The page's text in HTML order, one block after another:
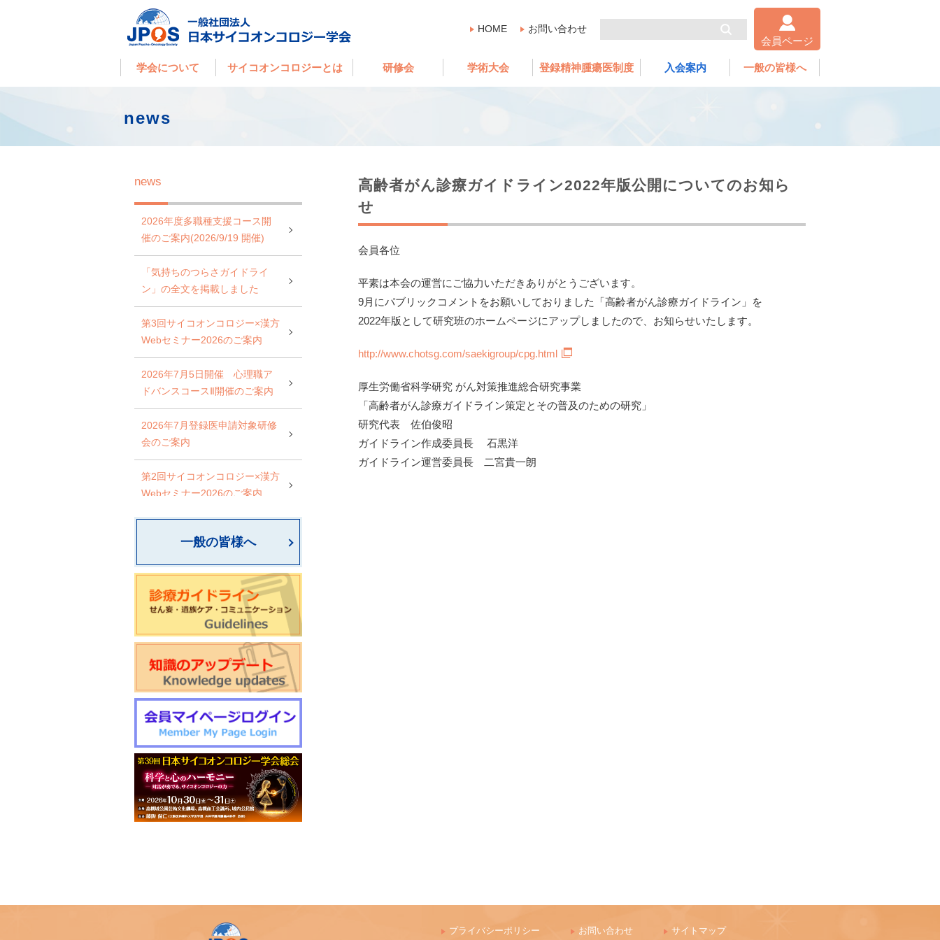
HOME お問い合わせ
会員ページ
学会について サイコオンコロジーとは 研修会 学術大会 登録精神腫瘍医制度 入会案内 一般の皆様へ
news
高齢者がん診療ガイドライン2022年版公開についてのお知ら
せ
会員各位
平素は本会の運営にご協力いただきありがとうございます。
9月にパブリックコメントをお願いしておりました「高齢者がん診療ガイドライン」を
2022年版として研究班のホームページにアップしましたので、お知らせいたします。
http://www.chotsg.com/saekigroup/cpg.html
厚生労働省科学研究 がん対策推進総合研究事業
「高齢者がん診療ガイドライン策定とその普及のための研究」
研究代表 佐伯俊昭
ガイドライン作成委員長 石黒洋
ガイドライン運営委員長 二宮貴一朗
news
2026年度多職種支援コース開
催のご案内(2026/9/19 開催)
「気持ちのつらさガイドライ
ン」の全文を掲載しました
第3回サイコオンコロジー×漢方
Webセミナー2026のご案内
2026年7月5日開催 心理職ア
ドバンスコースⅡ開催のご案内
2026年7月登録医申請対象研修
会のご案内
第2回サイコオンコロジー×漢方
Webセミナー2026のご案内
心理職スタンダードコース開催
一般社団法人 AYAがんの医療と
支援のあり方研究会 研修会開
World Psycho-oncology Day特
別企画セミナーのご案内
第4回緩和臨床研究ワークショ
ップのご案内
日本サイコオンコロジー学会
「がん領域における認知行動療
法：基本スキル演習」研修会の
ご案内
一般の皆様へ
プライバシーポリシー お問い合わせ サイトマップ